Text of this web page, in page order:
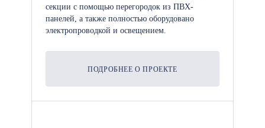
секции с помощью перегородок из ПВХ-
панелей, а также полностью оборудовано
электропроводкой и освещением.
ПОДРОБНЕЕ О ПРОЕКТЕ